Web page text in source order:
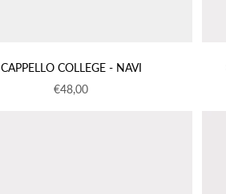
CAPPELLO COLLEGE - NAVI
Prezzo scontato
€48,00